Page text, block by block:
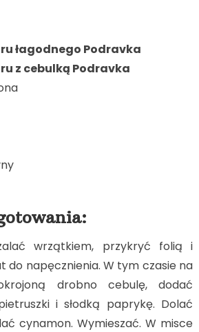
łagodnego Podravka
z cebulką Podravka
wrzątkiem, przykryć folią i
do napęcznienia. W tym czasie na
drobno cebulę, dodać
i słodką paprykę. Dolać
cynamon. Wymieszać. W misce